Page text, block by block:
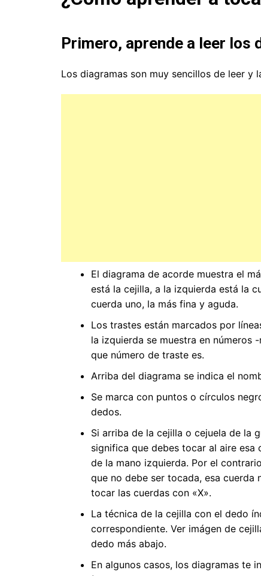
Primero, aprende a leer los
Los diagramas son muy sencillos de leer y
El diagrama de acorde muestra el
está la cejilla, a la izquierda está la
cuerda uno, la más fina y aguda.
Los trastes están marcados por
la izquierda se muestra en números
que número de traste es.
Arriba del diagrama se indica el
Se marca con puntos o círculos
dedos.
Si arriba de la cejilla o cejuela de la
significa que debes tocar al aire esa
de la mano izquierda. Por el
que no debe ser tocada, esa cuerda
tocar las cuerdas con «X».
La técnica de la cejilla con el dedo
correspondiente. Ver imágen de
dedo más abajo.
En algunos casos, los diagramas te